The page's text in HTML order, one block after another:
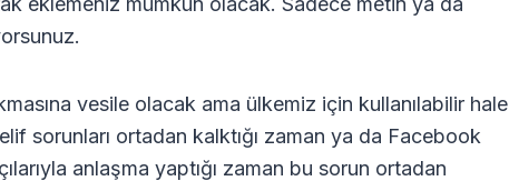
vesile olacak ama ülkemiz için kullanılabilir hale
sorunları ortadan kalktığı zaman ya da Facebook
anlaşma yaptığı zaman bu sorun ortadan